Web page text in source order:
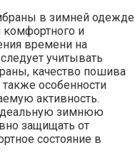
в зимней одежде
и
времени на
учитывать
качество пошива
особенности
активность.
зимнюю
защищать от
состояние в